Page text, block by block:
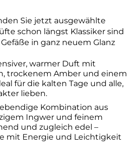
Sie jetzt ausgewählte
schon längst Klassiker sind
in ganz neuem Glanz
warmer Duft mit
trockenem Amber und einem
für die kalten Tage und alle,
lieben.
Kombination aus
Ingwer und feinem
und zugleich edel –
mit Energie und Leichtigkeit